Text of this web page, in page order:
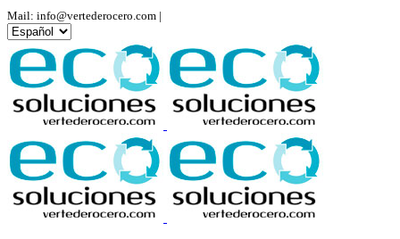
Mail: info@vertederocero.com |
Elegir
idioma